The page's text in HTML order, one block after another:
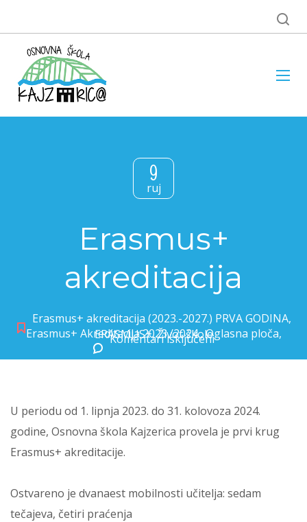
9
ruj
Erasmus+
akreditacija
Erasmus+ akreditacija (2023.-2027.) PRVA GODINA,
Erasmus+ Akreditacija 2023./2024.,Oglasna ploča,
ERASMUS+,Život škole
Komentari isključeniza Erasmus+ akreditacija
U periodu od 1. lipnja 2023. do 31. kolovoza 2024.
godine, Osnovna škola Kajzerica provela je prvi krug
Erasmus+ akreditacije.
Ostvareno je dvanaest mobilnosti učitelja: sedam
tečajeva, četiri praćenja